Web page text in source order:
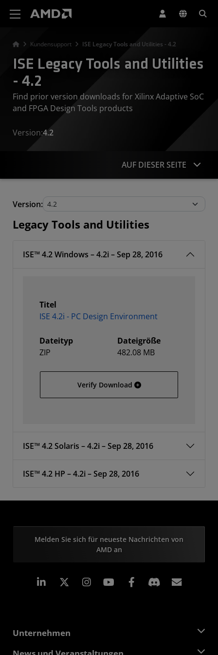
Kundensupport ISE Legacy Tools and Utilities - 4.2
ISE Legacy Tools and Utilities
- 4.2
Find prior version downloads for Xilinx Adaptive SoC
and FPGA Design Tools products
Version:4.2
AUF DIESER SEITE
Legacy Tools and Utilities
Version:
Legacy Tools and Utilities
ISE™ 4.2 Windows – 4.2i – Sep 28, 2016
Titel
ISE 4.2i - PC Design Environment
Dateityp
ZIP
Dateigröße
482.08 MB
Verify Download ISE 4.2i - PC Design
ISE™ 4.2 Solaris – 4.2i – Sep 28, 2016
ISE™ 4.2 HP – 4.2i – Sep 28, 2016
Melden Sie sich für neueste Nachrichten von
AMD an
LinkedIn Instagram Facebook
Unternehmen
Über AMD